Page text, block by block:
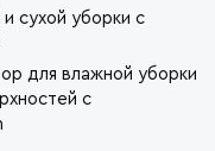
сухой уборки с
для влажной уборки
с